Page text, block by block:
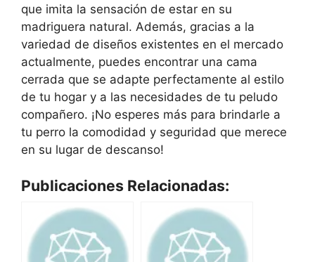
que imita la sensación de estar en su
madriguera natural. Además, gracias a la
variedad de diseños existentes en el mercado
actualmente, puedes encontrar una cama
cerrada que se adapte perfectamente al estilo
de tu hogar y a las necesidades de tu peludo
compañero. ¡No esperes más para brindarle a
tu perro la comodidad y seguridad que merece
en su lugar de descanso!
Publicaciones Relacionadas: